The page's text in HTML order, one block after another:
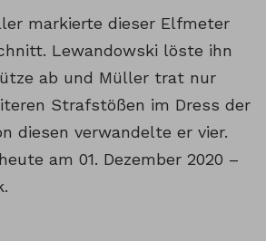
markierte dieser Elfmeter
Lewandowski löste ihn
ab und Müller trat nur
Strafstößen im Dress der
diesen verwandelte er vier.
am 01. Dezember 2020 –